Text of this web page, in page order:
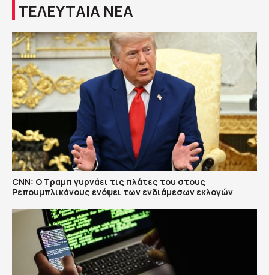
ΤΕΛΕΥΤΑΙΑ ΝΕΑ
CNN: Ο Τραμπ γυρνάει τις πλάτες του στους
Ρεπουμπλικάνους ενόψει των ενδιάμεσων εκλογών